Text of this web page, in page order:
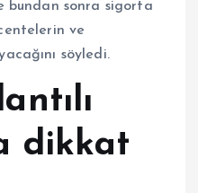
bundan sonra sigorta
ve
söyledi.
dikkat